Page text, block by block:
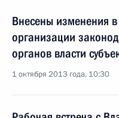
Внесены изменения
организации
органов власти
1 октября 2013 года, 10:30